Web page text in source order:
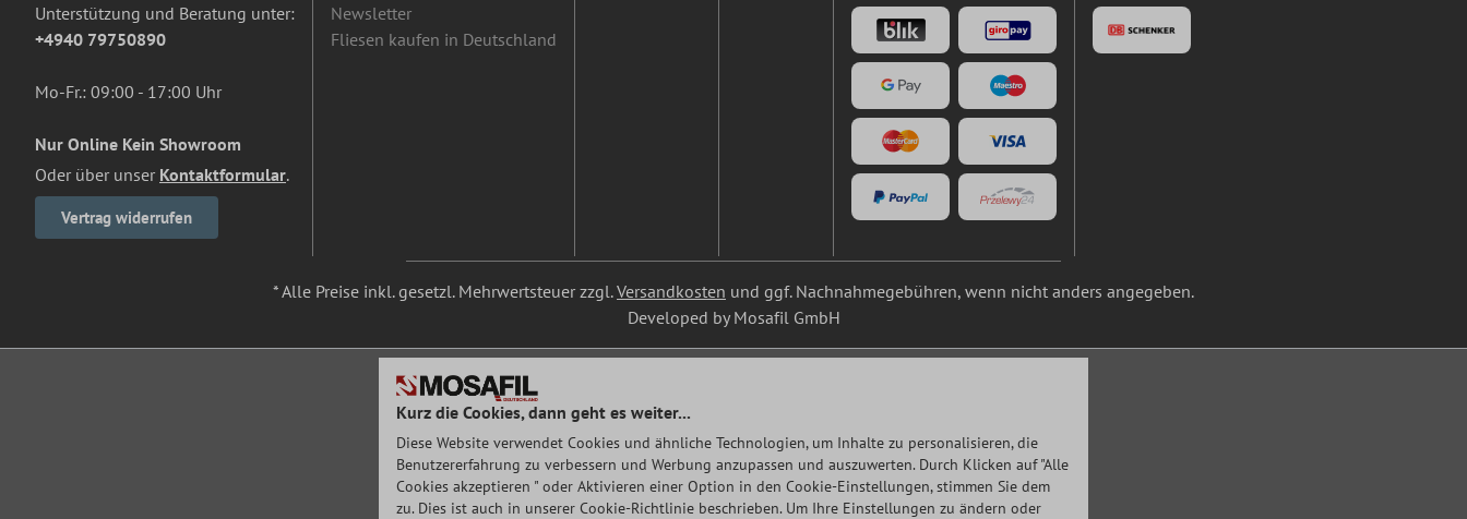
Unterstützung und Beratung unter:
+4940 79750890
Mo-Fr.: 09:00 - 17:00 Uhr
Nur Online Kein Showroom
Oder über unser Kontaktformular.
Vertrag widerrufen
Newsletter
Fliesen kaufen in Deutschland
* Alle Preise inkl. gesetzl. Mehrwertsteuer zzgl.Versandkosten und ggf. Nachnahmegebühren, wenn nicht anders angegeben.
Developed by Mosafil GmbH
Kurz die Cookies, dann geht es weiter...
Diese Website verwendet Cookies und ähnliche Technologien, um Inhalte zu personalisieren, die
Benutzererfahrung zu verbessern und Werbung anzupassen und auszuwerten. Durch Klicken auf "Alle
Cookies akzeptieren " oder Aktivieren einer Option in den Cookie-Einstellungen, stimmen Sie dem
zu. Dies ist auch in unserer Cookie-Richtlinie beschrieben. Um Ihre Einstellungen zu ändern oder